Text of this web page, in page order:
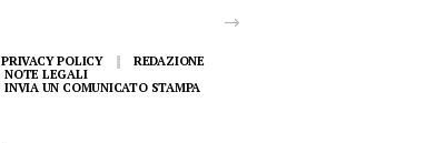
PRIVACY POLICY
REDAZIONE
NOTE LEGALI
INVIA UN COMUNICATO STAMPA